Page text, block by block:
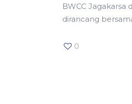
BWCC Jagakarsa
dirancang
0